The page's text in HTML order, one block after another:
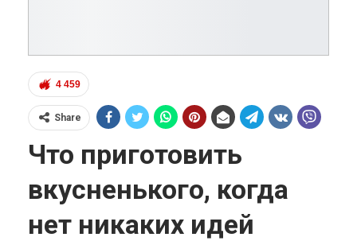
4 459
Share
Что приготовить
вкусненького, когда
нет никаких идей